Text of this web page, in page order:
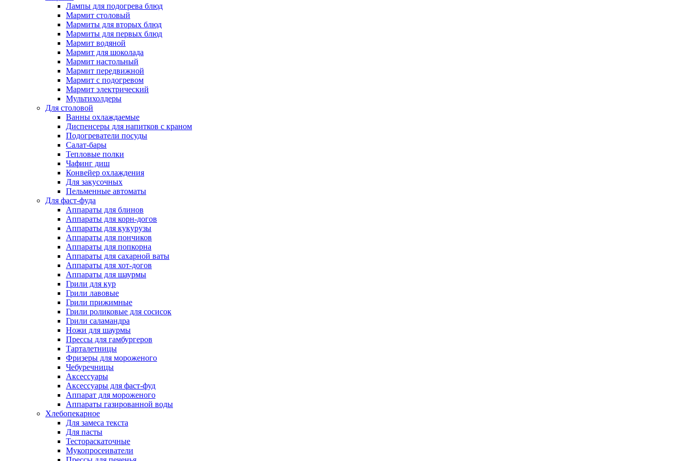
Лампы для подогрева блюд
Мармит столовый
Мармиты для вторых блюд
Мармиты для первых блюд
Мармит водяной
Мармит для шоколада
Мармит настольный
Мармит передвижной
Мармит с подогревом
Мармит электрический
Мультихолдеры
Для столовой
Ванны охлаждаемые
Диспенсеры для напитков с краном
Подогреватели посуды
Салат-бары
Тепловые полки
Чафинг диш
Конвейер охлаждения
Для закусочных
Пельменные автоматы
Для фаст-фуда
Аппараты для блинов
Аппараты для корн-догов
Аппараты для кукурузы
Аппараты для пончиков
Аппараты для попкорна
Аппараты для сахарной ваты
Аппараты для хот-догов
Аппараты для шаурмы
Грили для кур
Грили лавовые
Грили прижимные
Грили роликовые для сосисок
Грили саламандра
Ножи для шаурмы
Прессы для гамбургеров
Тарталетницы
Фризеры для мороженого
Чебуречницы
Аксессуары
Аксессуары для фаст-фуд
Аппарат для мороженого
Аппараты газированной воды
Хлебопекарное
Для замеса текста
Для пасты
Тестораскаточные
Мукопросеиватели